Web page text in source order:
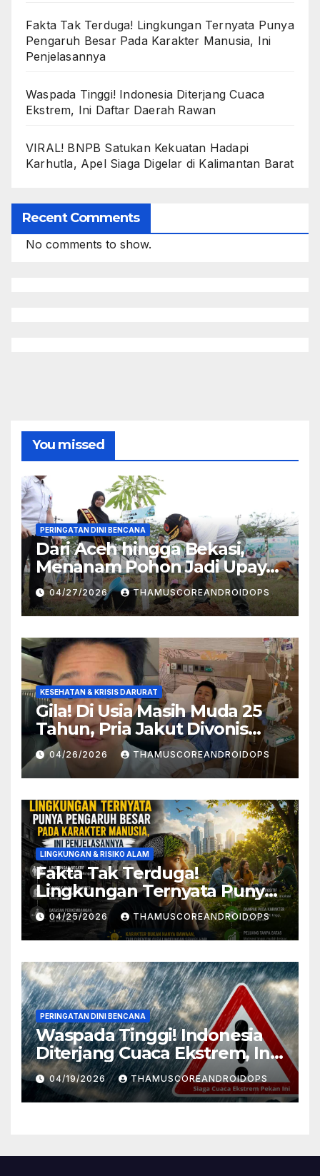
Fakta Tak Terduga! Lingkungan Ternyata Punya
Pengaruh Besar Pada Karakter Manusia, Ini
Penjelasannya
Waspada Tinggi! Indonesia Diterjang Cuaca
Ekstrem, Ini Daftar Daerah Rawan
VIRAL! BNPB Satukan Kekuatan Hadapi
Karhutla, Apel Siaga Digelar di Kalimantan Barat
Recent Comments
No comments to show.
You missed
PERINGATAN DINI BENCANA
Dari Aceh hingga Bekasi,
Menanam Pohon Jadi Upaya
Redam Bencana Alam
04/27/2026 THAMUSCOREANDROIDOPS
KESEHATAN & KRISIS DARURAT
Gila! Di Usia Masih Muda 25
Tahun, Pria Jakut Divonis
Kanker Limfoma, Ini Dugaan
Penyebabnya
04/26/2026 THAMUSCOREANDROIDOPS
LINGKUNGAN & RISIKO ALAM
Fakta Tak Terduga!
Lingkungan Ternyata Punya
Pengaruh Besar Pada
Karakter Manusia, Ini
Penjelasannya
04/25/2026 THAMUSCOREANDROIDOPS
PERINGATAN DINI BENCANA
Waspada Tinggi! Indonesia
Diterjang Cuaca Ekstrem, Ini
Daftar Daerah Rawan
04/19/2026 THAMUSCOREANDROIDOPS